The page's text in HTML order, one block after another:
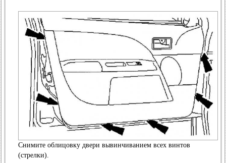
Снимите облицовку двери вывинчиванием всех винтов
(стрелки).